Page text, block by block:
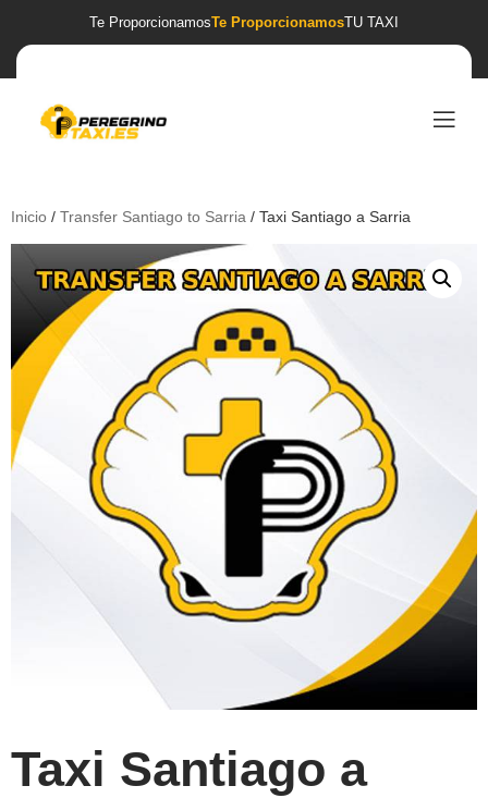
Te ProporcionamosTe ProporcionamosTU TAXI
Inicio / Transfer Santiago to Sarria / Taxi Santiago a Sarria
Taxi Santiago a